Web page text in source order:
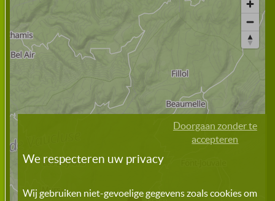
Doorgaan zonder te
accepteren
We respecteren uw privacy
Wij gebruiken niet-gevoelige gegevens zoals cookies om